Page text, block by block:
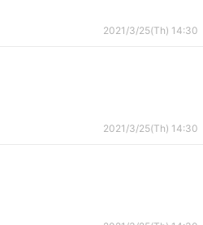
2021/3/25(Th) 14:30
2021/3/25(Th) 14:30